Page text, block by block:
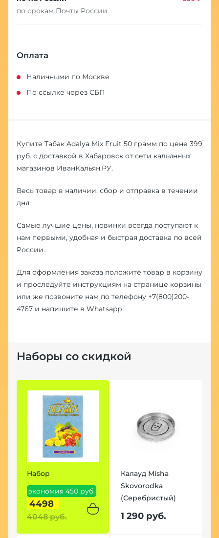
по срокам Почты России
Оплата
Наличными по Москве
По ссылке через СБП
Купите Табак Adalya Mix Fruit 50 грамм по цене 399
руб. с доставкой в Хабаровск от сети кальянных
магазинов ИванКальян.РУ.
Весь товар в наличии, сбор и отправка в течении
дня.
Самые лучшие цены, новинки всегда поступают к
нам первыми, удобная и быстрая доставка по всей
России.
Для оформления заказа положите товар в корзину
и проследуйте инструкциям на странице корзины
или же позвоните нам по телефону +7(800)200-
4767и напишите в Whatsapp
Наборы со скидкой
Набор
экономия 450 руб.
4498
4048 руб.
Калауд Misha
Skovorodka
(Серебристый)
1 290 руб.